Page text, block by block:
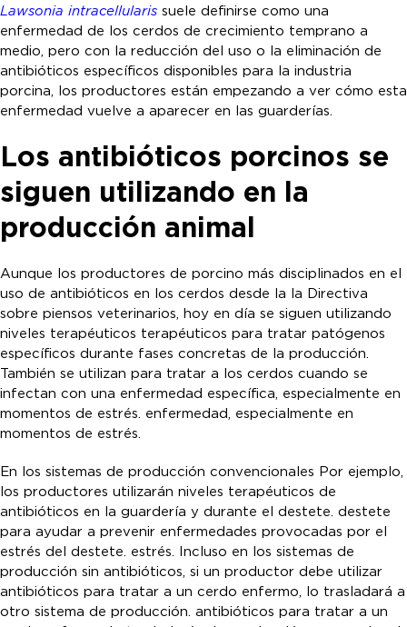
Lawsonia intracellularis suele definirse como una
enfermedad de los cerdos de crecimiento temprano a
medio, pero con la reducción del uso o la eliminación de
antibióticos específicos disponibles para la industria
porcina, los productores están empezando a ver cómo esta
enfermedad vuelve a aparecer en las guarderías.
Los antibióticos porcinos se
siguen utilizando en la
producción animal
Aunque los productores de porcino más disciplinados en el
uso de antibióticos en los cerdos desde la la Directiva
sobre piensos veterinarios, hoy en día se siguen utilizando
niveles terapéuticos terapéuticos para tratar patógenos
específicos durante fases concretas de la producción.
También se utilizan para tratar a los cerdos cuando se
infectan con una enfermedad específica, especialmente en
momentos de estrés. enfermedad, especialmente en
momentos de estrés.
En los sistemas de producción convencionales Por ejemplo,
los productores utilizarán niveles terapéuticos de
antibióticos en la guardería y durante el destete. destete
para ayudar a prevenir enfermedades provocadas por el
estrés del destete. estrés. Incluso en los sistemas de
producción sin antibióticos, si un productor debe utilizar
antibióticos para tratar a un cerdo enfermo, lo trasladará a
otro sistema de producción. antibióticos para tratar a un